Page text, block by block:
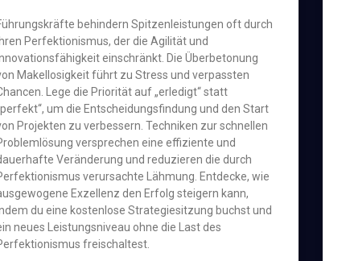
behindern Spitzenleistungen oft durch
Perfektionismus, der die Agilität und
einschränkt. Die Überbetonung
Makellosigkeit führt zu Stress und verpassten
Lege die Priorität auf „erledigt“ statt
um die Entscheidungsfindung und den Start
Projekten zu verbessern. Techniken zur schnellen
versprechen eine effiziente und
Veränderung und reduzieren die durch
verursachte Lähmung. Entdecke, wie
Exzellenz den Erfolg steigern kann,
du eine kostenlose Strategiesitzung buchst und
neues Leistungsniveau ohne die Last des
freischaltest.